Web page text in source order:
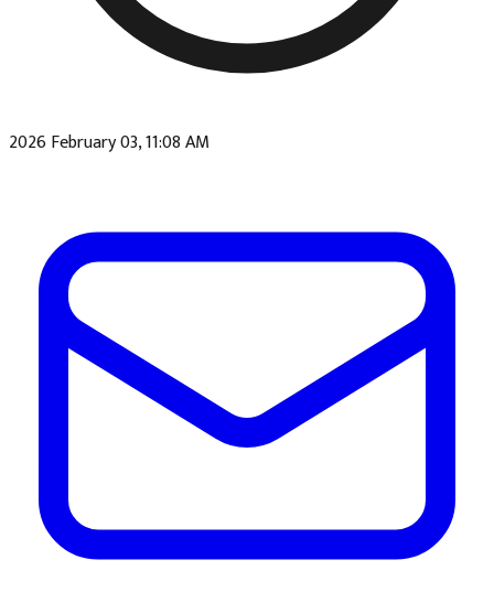
2026 February 03, 11:08 AM